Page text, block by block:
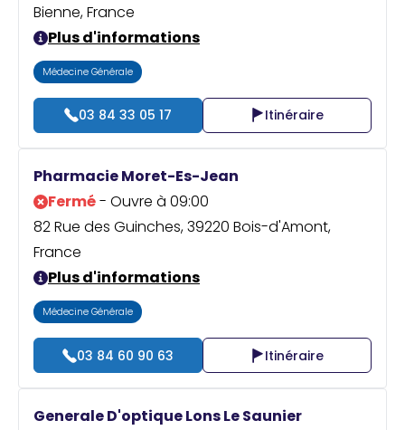
Bienne, France
Plus d'informations
Médecine Générale
03 84 33 05 17 Itinéraire
Pharmacie Moret-Es-Jean
Fermé- Ouvre à 09:00
82 Rue des Guinches, 39220 Bois-d'Amont,
France
Plus d'informations
Médecine Générale
03 84 60 90 63 Itinéraire
Generale D'optique Lons Le Saunier